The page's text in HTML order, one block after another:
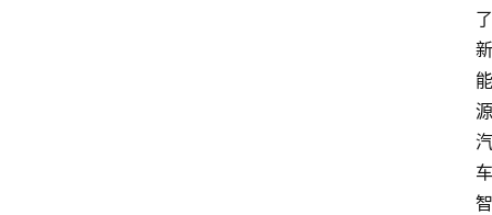
了
新
能
源
汽
车
智